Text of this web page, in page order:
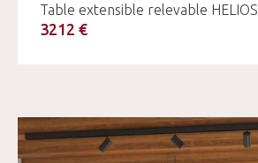
Table extensible relevable HELIOS
3212 €